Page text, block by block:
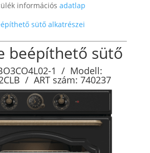
információs adatlap
sütő alkatrészei
beépíthető sütő
1 / Modell:
/ ART szám: 740237